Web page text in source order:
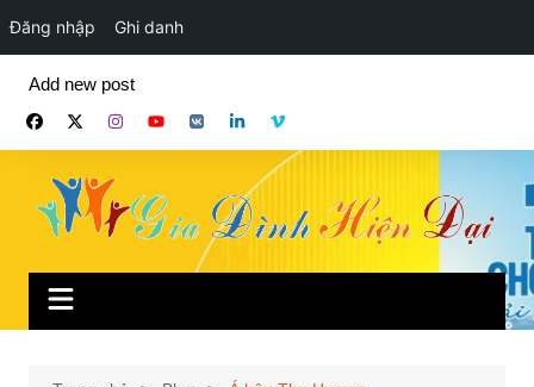
Đăng nhập Ghi danh
phần
Add new post